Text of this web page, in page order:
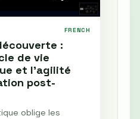
FRENCH
:
de vie
et l'agilité
post-
oblige les